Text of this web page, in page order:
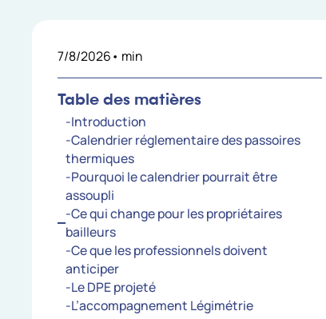
7/8/2026• min
Table des matières
-Introduction
-Calendrier réglementaire des passoires
thermiques
-Pourquoi le calendrier pourrait être
assoupli
-Ce qui change pour les propriétaires
bailleurs
-Ce que les professionnels doivent
anticiper
-Le DPE projeté
-L’accompagnement Légimétrie